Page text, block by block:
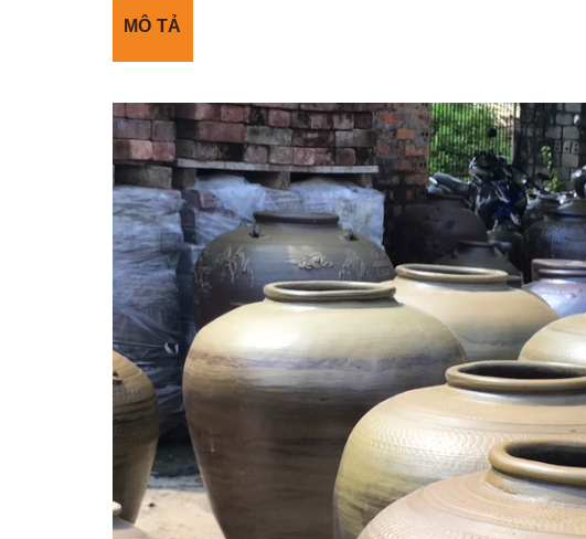
MÔ TẢ